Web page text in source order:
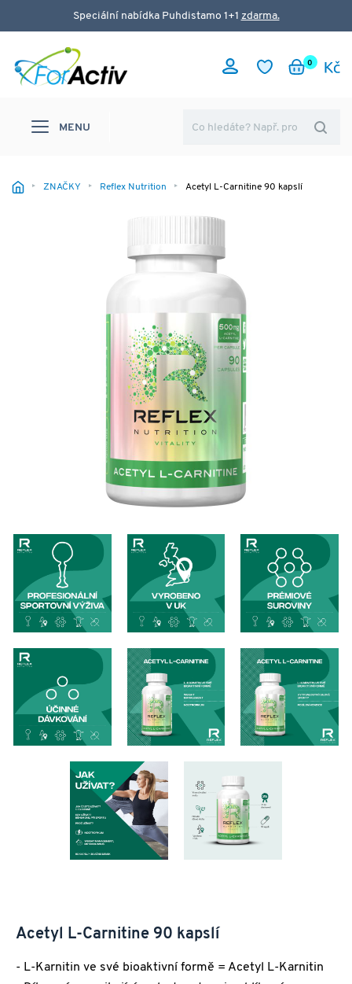
Speciální nabídka Puhdistamo 1+1 zdarma.
0
MENU
ZNAČKY Reflex Nutrition Acetyl L-Carnitine 90 kapslí
Acetyl L-Carnitine 90 kapslí
- L-Karnitin ve své bioaktivní formě = Acetyl L-Karnitin